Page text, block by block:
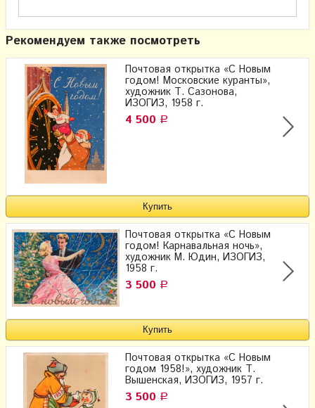
Рекомендуем также посмотреть
Почтовая открытка «С Новым
годом! Московские куранты»,
художник Т. Сазонова,
ИЗОГИЗ, 1958 г.
4 500 Р
Почтовая открытка «С Новым
годом! Карнавальная ночь»,
художник М. Юдин, ИЗОГИЗ,
1958 г.
3 500 Р
Почтовая открытка «С Новым
годом 1958!», художник Т.
Вышенская, ИЗОГИЗ, 1957 г.
3 500 Р